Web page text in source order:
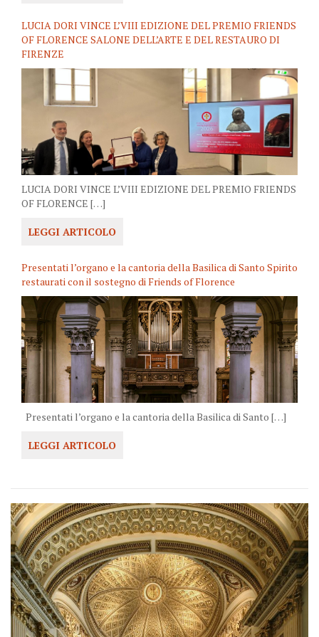
LUCIA DORI VINCE L’VIII EDIZIONE DEL PREMIO FRIENDS
OF FLORENCE SALONE DELL’ARTE E DEL RESTAURO DI
FIRENZE
LUCIA DORI VINCE L’VIII EDIZIONE DEL PREMIO FRIENDS
OF FLORENCE […]
LEGGI ARTICOLO
Presentati l’organo e la cantoria della Basilica di Santo Spirito
restaurati con il sostegno di Friends of Florence
Presentati l’organo e la cantoria della Basilica di Santo […]
LEGGI ARTICOLO